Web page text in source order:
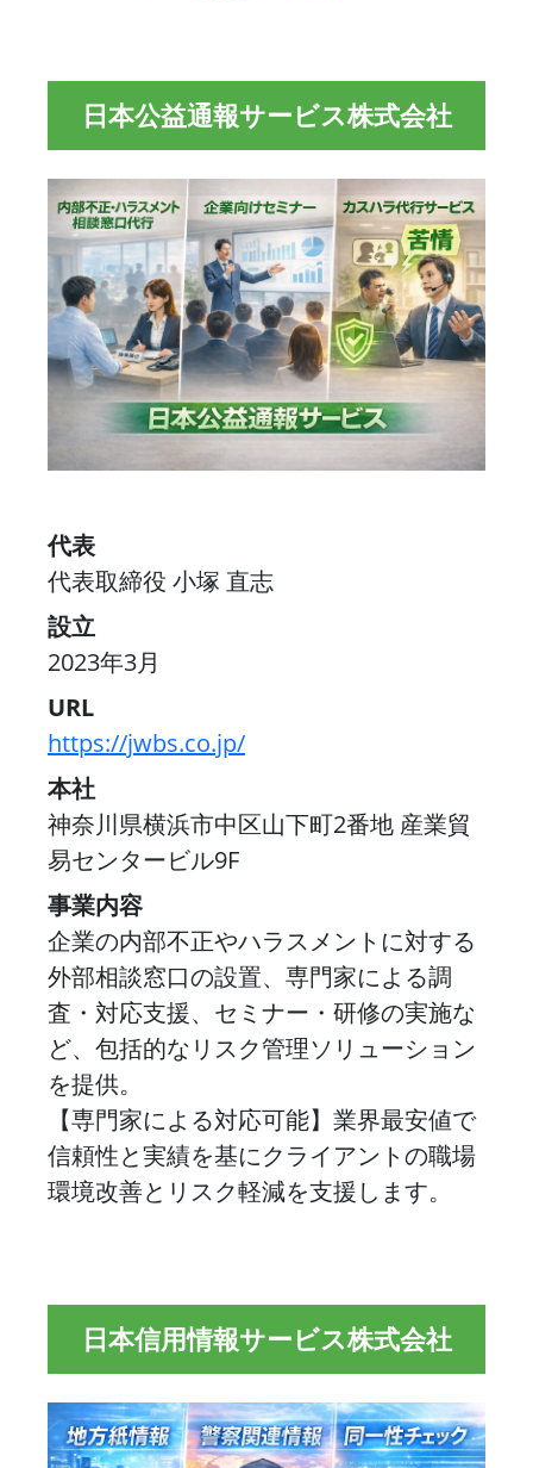
日本公益通報サービス株式会社
代表
代表取締役 小塚 直志
設立
2023年3月
URL
https://jwbs.co.jp/
本社
神奈川県横浜市中区山下町2番地 産業貿
易センタービル9F
事業内容
企業の内部不正やハラスメントに対する
外部相談窓口の設置、専門家による調
査・対応支援、セミナー・研修の実施な
ど、包括的なリスク管理ソリューション
を提供。
【専門家による対応可能】業界最安値で
信頼性と実績を基にクライアントの職場
環境改善とリスク軽減を支援します。
日本信用情報サービス株式会社